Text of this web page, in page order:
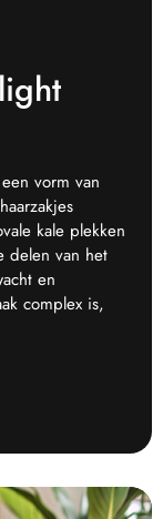
vorm van
kale plekken
delen van het
en
complex is,